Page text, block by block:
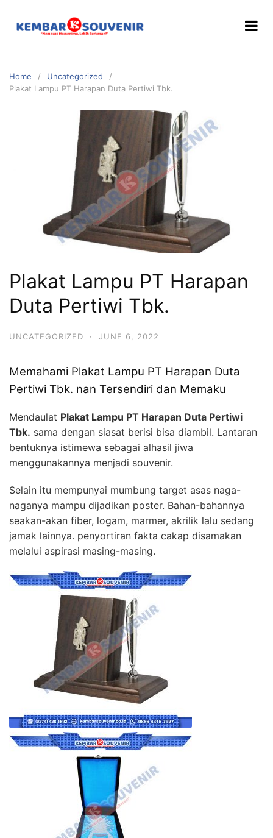
Home
Uncategorized
Plakat Lampu PT Harapan Duta Pertiwi Tbk.
Plakat Lampu PT Harapan
Duta Pertiwi Tbk.
UNCATEGORIZED · JUNE 6, 2022
Memahami Plakat Lampu PT Harapan Duta
Pertiwi Tbk. nan Tersendiri dan Memaku
Mendaulat Plakat Lampu PT Harapan Duta Pertiwi
Tbk. sama dengan siasat berisi bisa diambil. Lantaran
bentuknya istimewa sebagai alhasil jiwa
menggunakannya menjadi souvenir.
Selain itu mempunyai mumbung target asas naga-
naganya mampu dijadikan poster. Bahan-bahannya
seakan-akan fiber, logam, marmer, akrilik lalu sedang
jamak lainnya. penyortiran fakta cakap disamakan
melalui aspirasi masing-masing.